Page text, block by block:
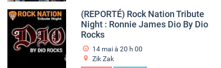
(REPORTÉ) Rock Nation Tribute
Night : Ronnie James Dio By Dio
Rocks
14 mai à 20 h 00
Zik Zak